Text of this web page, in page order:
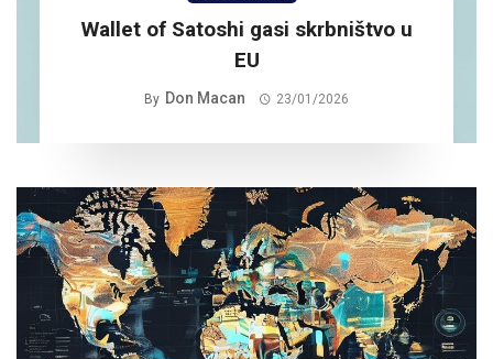
Wallet of Satoshi gasi skrbništvo u
EU
By Don Macan 23/01/2026